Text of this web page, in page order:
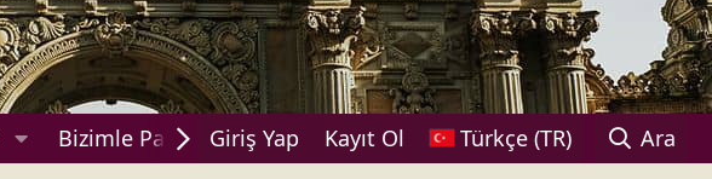
Bizimle Paylaşın!Giriş Yap Kayıt Ol Türkçe (TR) Ara